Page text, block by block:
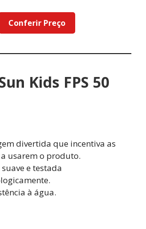
Conferir Preço
Kids FPS 50
divertida que incentiva as
usarem o produto.
e testada
à água.